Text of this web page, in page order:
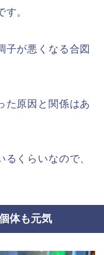
。
子が悪くなる合図
た原因と関係はあ
くらいなので、
体も元気